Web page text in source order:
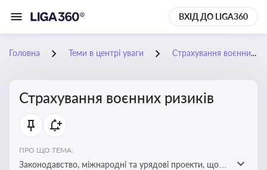
ВХІД ДО LIGA360
Головна Теми в центрі уваги Страхування воєнних ризиків
Страхування воєнних ризиків
ПРО ЩО ТЕМА:
Законодавство, міжнародні та урядові проекти, що